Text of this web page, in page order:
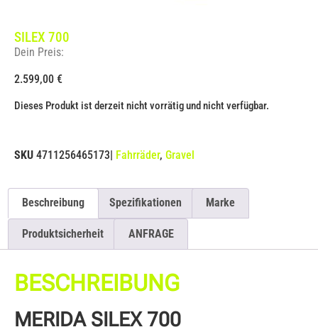
SILEX 700
Dein Preis:
2.599,00 €
Dieses Produkt ist derzeit nicht vorrätig und nicht verfügbar.
SKU 4711256465173| Fahrräder, Gravel
Beschreibung Spezifikationen Marke
Produktsicherheit ANFRAGE
BESCHREIBUNG
MERIDA SILEX 700